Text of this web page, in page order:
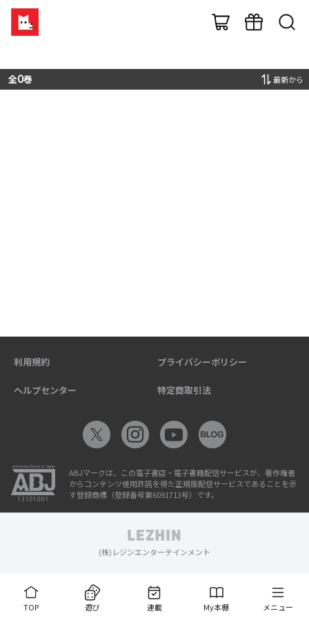
全0巻 最新から
TOP 遊び 連載 My本棚 メニュー
利用規約 プライバシーポリシー
ヘルプセンター 特定商取引法
ABJマークは、この電子書店・電子書籍配信サービスが、著作権者
からコンテンツ使用許諾を得た正規版配信サービスであることを示
す登録商標（登録番号第6091713号）です。
(株)レジンエンターテインメント